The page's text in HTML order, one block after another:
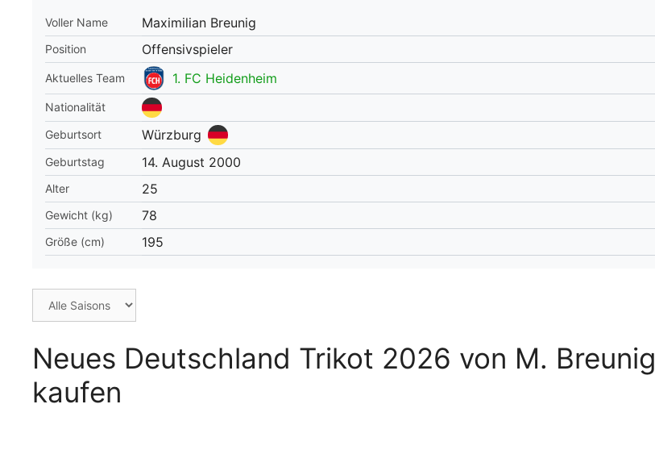
downloaden & automatisch ausfüllen
Voller Name Maximilian Breunig
Position Offensivspieler
Aktuelles Team 1. FC Heidenheim
Nationalität
Geburtsort
Würzburg
Geburtstag 14. August 2000
Alter 25
Gewicht (kg) 78
Größe (cm) 195
Neues Deutschland Trikot 2026 von M. Breunig
kaufen